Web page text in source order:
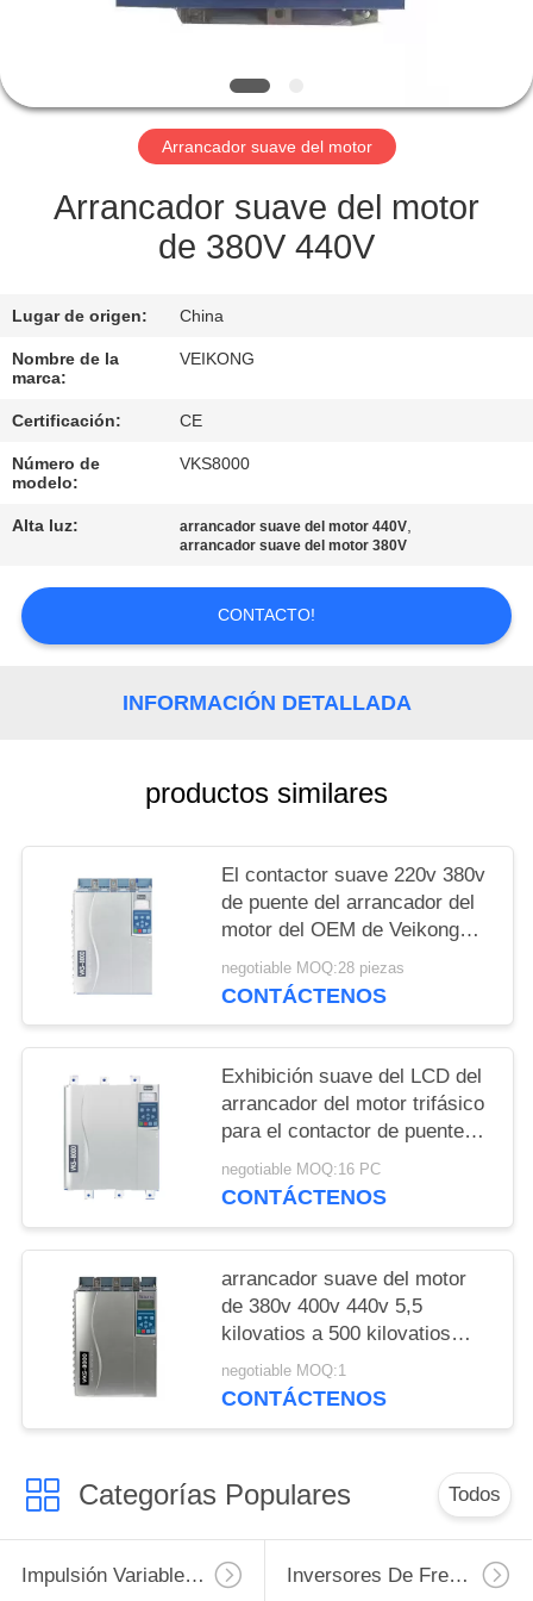
CONTROL
CALIDAD
SOLICITAR
UNA
COTIZACIÓN
SITIO
POLÍTICAS
Arrancador suave del motor
Arrancador suave del motor
de 380V 440V
Lugar de origen: China
Nombre de la
marca:
VEIKONG
Certificación: CE
Número de
modelo:
VKS8000
Alta luz: arrancador suave del motor 440V,
arrancador suave del motor 380V
CONTACTO!
INFORMACIÓN DETALLADA
productos similares
El contactor suave 220v 380v
de puente del arrancador del
motor del OEM de Veikong
para el motor protege
negotiable MOQ:28 piezas
CONTÁCTENOS
Exhibición suave del LCD del
arrancador del motor trifásico
para el contactor de puente
del motor de inducción
negotiable MOQ:16 PC
CONTÁCTENOS
arrancador suave del motor
de 380v 400v 440v 5,5
kilovatios a 500 kilovatios
construidos en contactor de
puente
negotiable MOQ:1
CONTÁCTENOS
Categorías Populares Todos
Impulsión Variable De La Frecuencia De VFD Inversores De Frecuencia Variable